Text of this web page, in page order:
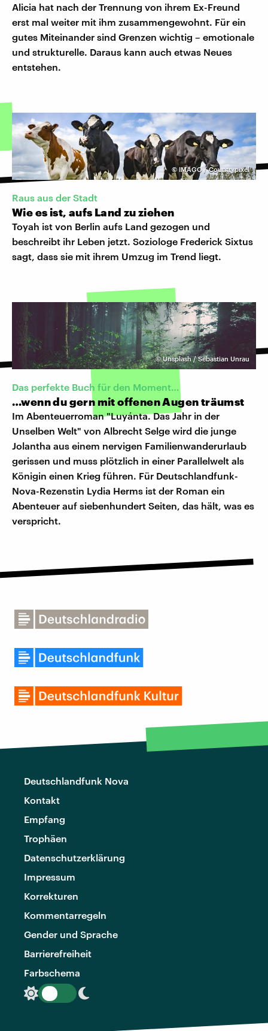
Alicia hat nach der Trennung von ihrem Ex-Freund
erst mal weiter mit ihm zusammengewohnt. Für ein
gutes Miteinander sind Grenzen wichtig – emotionale
und strukturelle. Daraus kann auch etwas Neues
entstehen.
©IMAGO / Countrypixel
Raus aus der Stadt
Wie es ist, aufs Land zu ziehen
Toyah ist von Berlin aufs Land gezogen und
beschreibt ihr Leben jetzt. Soziologe Frederick Sixtus
sagt, dass sie mit ihrem Umzug im Trend liegt.
©Unsplash / Sebastian Unrau
Das perfekte Buch für den Moment…
…wenn du gern mit offenen Augen träumst
Im Abenteuerroman "Luyánta. Das Jahr in der
Unselben Welt" von Albrecht Selge wird die junge
Jolantha aus einem nervigen Familienwanderurlaub
gerissen und muss plötzlich in einer Parallelwelt als
Königin einen Krieg führen. Für Deutschlandfunk-
Nova-Rezenstin Lydia Herms ist der Roman ein
Abenteuer auf siebenhundert Seiten, das hält, was es
verspricht.
Deutschlandfunk Nova
Kontakt
Empfang
Trophäen
Datenschutzerklärung
Impressum
Korrekturen
Kommentarregeln
Gender und Sprache
Barrierefreiheit
Farbschema